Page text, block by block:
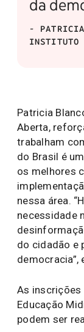
da
- PATRICIA
INSTITUTO
Patricia
Aberta,
trabalham
do Brasil é
os melhores
nessa área.
necessidade
do cidadão e
democracia”,
As inscrições
Educação
podem ser